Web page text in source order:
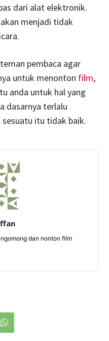
dari alat elektronik.
menjadi tidak
pembaca agar
untuk menonton film,
anda untuk hal yang
dasarnya terlalu
itu tidak baik.
dan nonton film